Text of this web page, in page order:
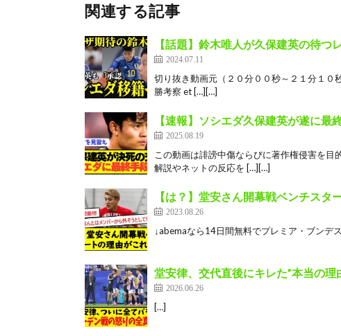
関連する記事
【話題】鈴木唯人が久保建英の待
2024.07.11
切り抜き動画元（２０分００秒～２１分１
勝考察 et […][…]
【速報】ソシエダ久保建英が遂に最
2025.08.19
この動画は誹謗中傷ならびに著作権侵害を
解説やネットの反応を […][…]
【は？】堂安さん開幕戦ベンチスタ
2023.08.26
↓abemaなら14日間無料でプレミア・ブン
堂安律、交代直後にキレた”本当の
2026.06.26
[…]